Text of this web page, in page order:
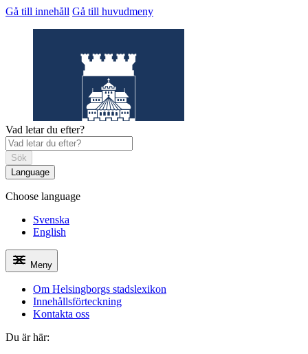
Gå till innehåll Gå till huvudmeny
Helsingborgs stadslexikon
Vad letar du efter?
Sök
Language
Choose language
Svenska
English
Meny
Om Helsingborgs stadslexikon
Innehållsförteckning
Kontakta oss
Du är här: